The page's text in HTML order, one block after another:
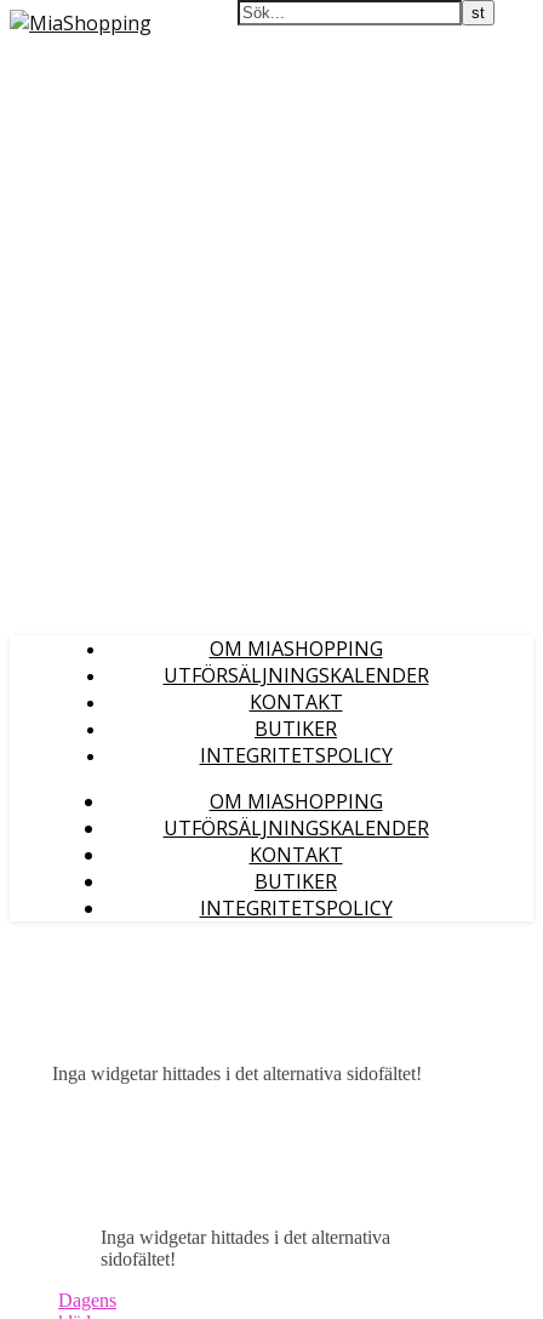
OM MIASHOPPING
UTFÖRSÄLJNINGSKALENDER
KONTAKT
BUTIKER
INTEGRITETSPOLICY
OM MIASHOPPING
UTFÖRSÄLJNINGSKALENDER
KONTAKT
BUTIKER
INTEGRITETSPOLICY
Inga widgetar hittades i det alternativa sidofältet!
Inga widgetar hittades i det alternativa
sidofältet!
Dagens